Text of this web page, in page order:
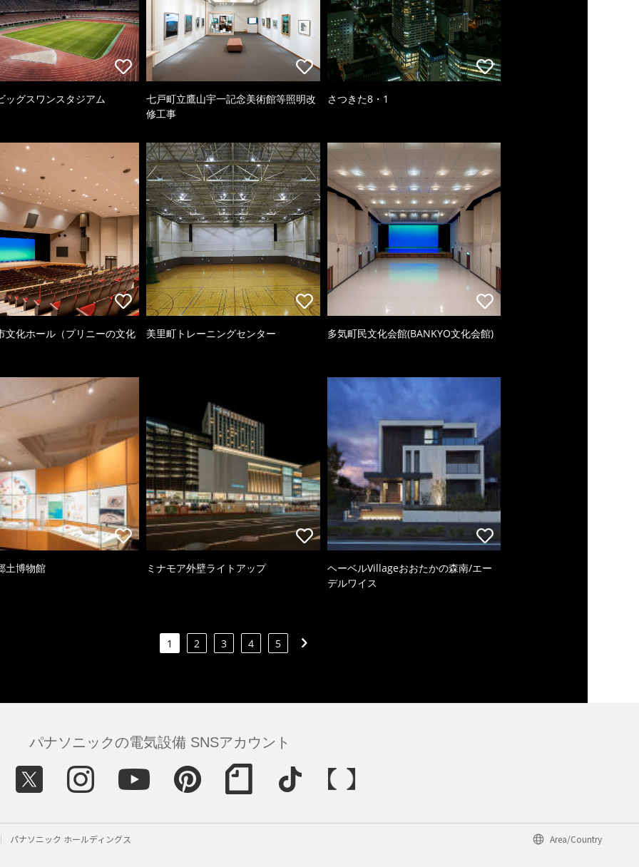
ッグスワンスタジアム
七戸町立鷹山宇一記念美術館等照明改
修工事
さつきた8・1
文化ホール（プリニーの文化
美里町トレーニングセンター 多気町民文化会館(BANKYO文化会館)
土博物館 ミナモア外壁ライトアップ
ヘーベルVillageおおたかの森南/エー
デルワイス
1 2 3 4 5
パナソニックの電気設備 SNSアカウント
パナソニック ホールディングス Area/Country